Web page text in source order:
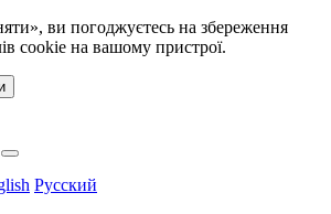
ви погоджуєтесь на збереження
cookie на вашому пристрої.
Русский